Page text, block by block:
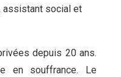
assistant social et
depuis 20 ans.
en souffrance. Le